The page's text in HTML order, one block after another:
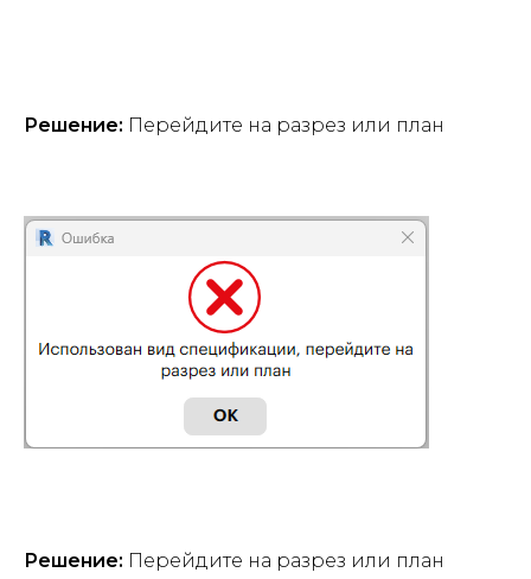
Решение: Перейдите на разрез или план
Решение: Перейдите на разрез или план